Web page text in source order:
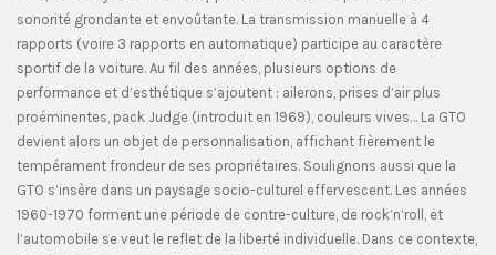
sonorité grondante et envoûtante. La transmission manuelle à 4
rapports (voire 3 rapports en automatique) participe au caractère
sportif de la voiture. Au fil des années, plusieurs options de
performance et d’esthétique s’ajoutent : ailerons, prises d’air plus
proéminentes, pack Judge (introduit en 1969), couleurs vives… La GTO
devient alors un objet de personnalisation, affichant fièrement le
tempérament frondeur de ses propriétaires. Soulignons aussi que la
GTO s’insère dans un paysage socio-culturel effervescent. Les années
1960-1970 forment une période de contre-culture, de rock’n’roll, et
l’automobile se veut le reflet de la liberté individuelle. Dans ce contexte,